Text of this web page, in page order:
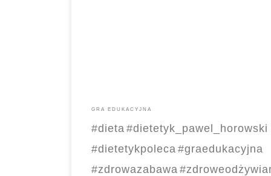
GRA EDUKACYJNA
#dieta #dietetyk_pawel_horowski
#dietetykpoleca #graedukacyjna
#zdrowazabawa